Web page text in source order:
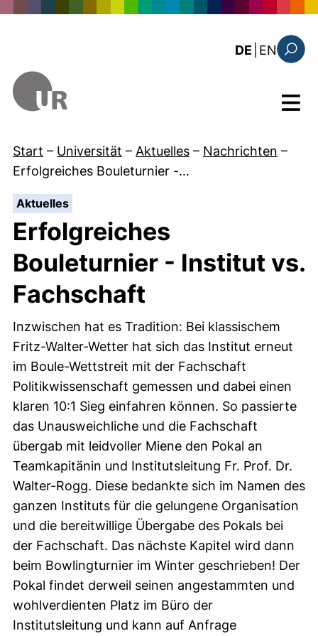
DE EN: this
Menü
Start – Universität – Aktuelles – Nachrichten –
Erfolgreiches Bouleturnier -…
Aktuelles:
Erfolgreiches
Bouleturnier - Institut vs.
Fachschaft
Inzwischen hat es Tradition: Bei klassischem
Fritz-Walter-Wetter hat sich das Institut erneut
im Boule-Wettstreit mit der Fachschaft
Politikwissenschaft gemessen und dabei einen
klaren 10:1 Sieg einfahren können. So passierte
das Unausweichliche und die Fachschaft
übergab mit leidvoller Miene den Pokal an
Teamkapitänin und Institutsleitung Fr. Prof. Dr.
Walter-Rogg. Diese bedankte sich im Namen des
ganzen Instituts für die gelungene Organisation
und die bereitwillige Übergabe des Pokals bei
der Fachschaft. Das nächste Kapitel wird dann
beim Bowlingturnier im Winter geschrieben! Der
Pokal findet derweil seinen angestammten und
wohlverdienten Platz im Büro der
Institutsleitung und kann auf Anfrage